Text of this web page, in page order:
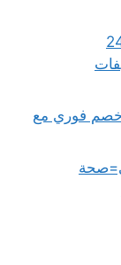
متاح 24/7
خشب الرياض بـ33%خصم فوري مع